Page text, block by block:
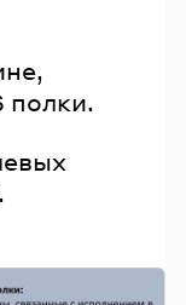
полки.